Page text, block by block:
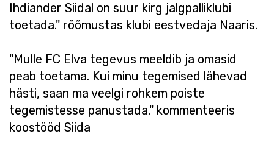
Ihdiander Siidal on suur kirg jalgpalliklubi
toetada." rõõmustas klubi eestvedaja Naaris.
"Mulle FC Elva tegevus meeldib ja omasid
peab toetama. Kui minu tegemised lähevad
hästi, saan ma veelgi rohkem poiste
tegemistesse panustada." kommenteeris
koostööd Siida